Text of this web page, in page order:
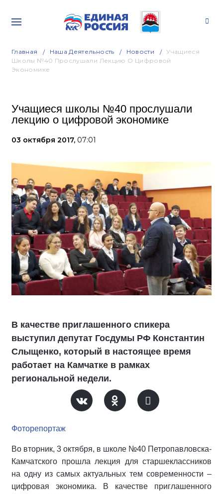
Главная Наша Деятельность Новости
Учащиеся
Школы №40 Прослушали Лекцию О Цифровой
Экономике
Учащиеся школы №40 прослушали
лекцию о цифровой экономике
03 октября 2017, 07:01
В качестве приглашенного спикера
выступил депутат Госдумы РФ Константин
Слыщенко, который в настоящее время
работает на Камчатке в рамках
региональной недели.
Фоторепортаж
Во вторник, 3 октября, в школе №40 Петропавловска-
Камчатского прошла лекция для старшеклассников
на одну из самых актуальных тем современности –
цифровая экономика. В качестве приглашенного